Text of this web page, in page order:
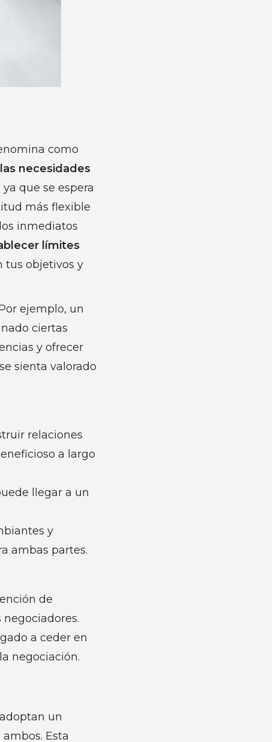
como
necesidades
que se espera
más flexible
inmediatos
límites
tus objetivos y
ejemplo, un
ciertas
y ofrecer
sienta valorado
relaciones
a largo
llegar a un
y
ambas partes.
de
a ceder en
negociación.
un
Esta